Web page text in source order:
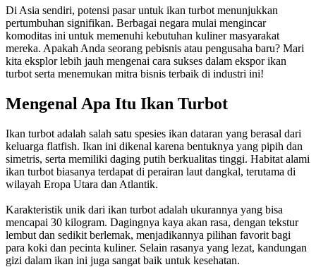
Di Asia sendiri, potensi pasar untuk ikan turbot menunjukkan
pertumbuhan signifikan. Berbagai negara mulai mengincar
komoditas ini untuk memenuhi kebutuhan kuliner masyarakat
mereka. Apakah Anda seorang pebisnis atau pengusaha baru? Mari
kita eksplor lebih jauh mengenai cara sukses dalam ekspor ikan
turbot serta menemukan mitra bisnis terbaik di industri ini!
Mengenal Apa Itu Ikan Turbot
Ikan turbot adalah salah satu spesies ikan dataran yang berasal dari
keluarga flatfish. Ikan ini dikenal karena bentuknya yang pipih dan
simetris, serta memiliki daging putih berkualitas tinggi. Habitat alami
ikan turbot biasanya terdapat di perairan laut dangkal, terutama di
wilayah Eropa Utara dan Atlantik.
Karakteristik unik dari ikan turbot adalah ukurannya yang bisa
mencapai 30 kilogram. Dagingnya kaya akan rasa, dengan tekstur
lembut dan sedikit berlemak, menjadikannya pilihan favorit bagi
para koki dan pecinta kuliner. Selain rasanya yang lezat, kandungan
gizi dalam ikan ini juga sangat baik untuk kesehatan.